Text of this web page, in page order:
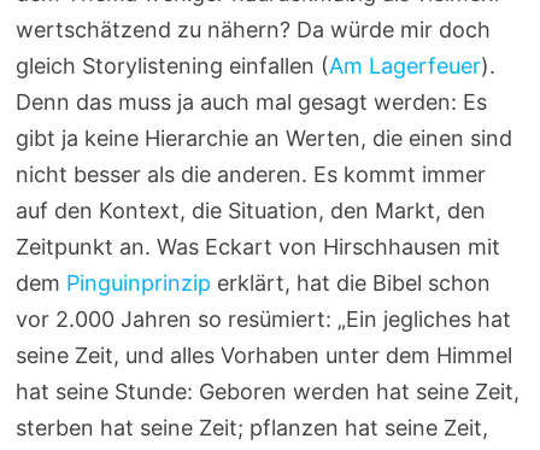
wertschätzend zu nähern? Da würde mir doch
gleich Storylistening einfallen (Am Lagerfeuer).
Denn das muss ja auch mal gesagt werden: Es
gibt ja keine Hierarchie an Werten, die einen sind
nicht besser als die anderen. Es kommt immer
auf den Kontext, die Situation, den Markt, den
Zeitpunkt an. Was Eckart von Hirschhausen mit
dem Pinguinprinzip erklärt, hat die Bibel schon
vor 2.000 Jahren so resümiert: „Ein jegliches hat
seine Zeit, und alles Vorhaben unter dem Himmel
hat seine Stunde: Geboren werden hat seine Zeit,
sterben hat seine Zeit; pflanzen hat seine Zeit,